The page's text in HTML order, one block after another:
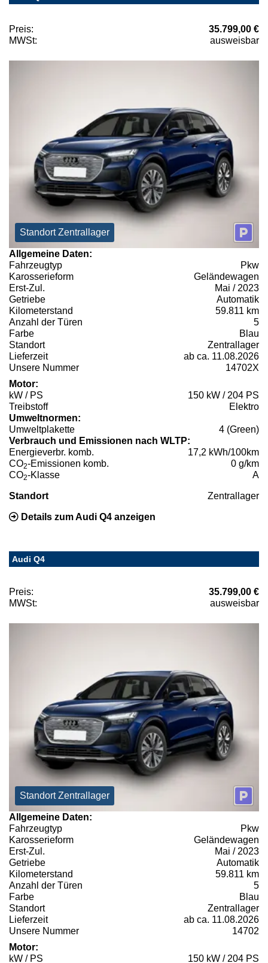
Preis:
35.799,00 €
MWSt:
ausweisbar
Standort Zentrallager
Allgemeine Daten:
Fahrzeugtyp
Pkw
Karosserieform
Geländewagen
Erst-Zul.
Mai / 2023
Getriebe
Automatik
Kilometerstand
59.811 km
Anzahl der Türen
5
Farbe
Blau
Standort
Zentrallager
Lieferzeit
ab ca. 11.08.2026
Unsere Nummer
14702X
Motor:
kW / PS
150 kW / 204 PS
Treibstoff
Elektro
Umweltnormen:
Umweltplakette
4 (Green)
Verbrauch und Emissionen nach WLTP:
Energieverbr. komb.
17,2 kWh/100km
CO2-Emissionen komb.
0 g/km
CO2-Klasse A
Standort Zentrallager
Details zum Audi Q4 anzeigen
Audi Q4
Preis:
35.799,00 €
MWSt:
ausweisbar
Standort Zentrallager
Allgemeine Daten:
Fahrzeugtyp
Pkw
Karosserieform
Geländewagen
Erst-Zul.
Mai / 2023
Getriebe
Automatik
Kilometerstand
59.811 km
Anzahl der Türen
5
Farbe
Blau
Standort
Zentrallager
Lieferzeit
ab ca. 11.08.2026
Unsere Nummer
14702
Motor:
kW / PS
150 kW / 204 PS